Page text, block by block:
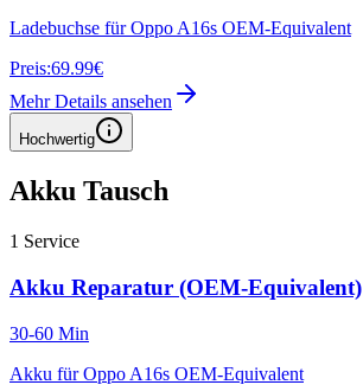
Ladebuchse für Oppo A16s OEM-Equivalent
Preis:69.99€
Mehr Details ansehen
Hochwertig
Akku Tausch
1 Service
Akku Reparatur (OEM-Equivalent)
30-60 Min
Akku für Oppo A16s OEM-Equivalent